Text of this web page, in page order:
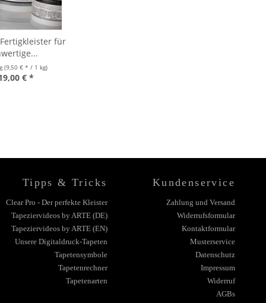
Fertigkleister für
(9,50 € * / 1 kg)
€ *
Tipps & Tricks
Clear Pro - Der perfekte Kleister
Tapeziervideos by ARTE (DE)
Tapeziervideos by ARTE (EN)
Unsere Digitaldruck-Tapeten
Tapetensymbole
Tapetenrechner
Tapetenarten
Kundenservice
Zahlung und Versand
Widerrufsformular
Kontaktformular
Musterservice
Datenschutz
Impressum
Widerruf
AGBs